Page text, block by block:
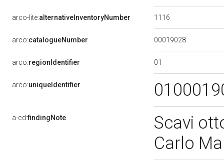
arco-lite:alternativeInventoryNumber 1116
arco:catalogueNumber 00019028
arco:regionIdentifier 01
arco:uniqueIdentifier
a-cd:findingNote
Scavi
Carlo